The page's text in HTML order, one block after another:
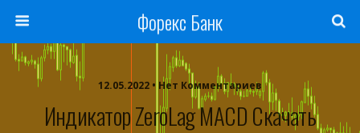
Форекс Банк
12.05.2022 • Нет Комментариев
Индикатор ZeroLag MACD Скачать